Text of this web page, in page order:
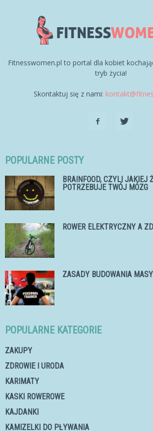
Fitnesswomen.pl to portal dla kobiet
tryb życia!
Skontaktuj się z nami:
POPULARNE POSTY
BRAINFOOD, CZYLI JAKIEJ
POTRZEBUJE TWÓJ MÓZG
ROWER ELEKTRYCZNY A
ZASADY BUDOWANIA
POPULARNE KATEGORIE
ZAKUPY
ZDROWIE I URODA
KARIMATY
KASKI ROWEROWE
KAJDANKI
KAMIZELKI DO PŁYWANIA